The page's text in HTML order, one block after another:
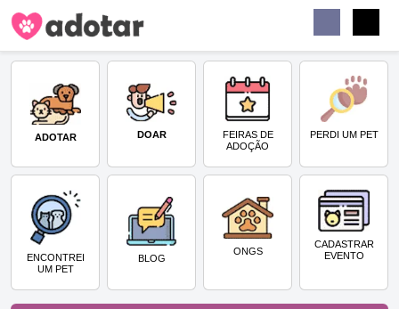
ADOTAR DOAR
FEIRAS DE
ADOÇÃO
PERDI UM PET
ENCONTREI
UM PET
BLOG
ONGS
CADASTRAR
EVENTO